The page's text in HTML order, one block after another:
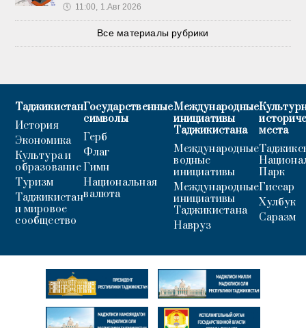
🕔 11:00, 1.Авг 2026
Все материалы рубрики
Таджикистан
История
Экономика
Культура и
образование
Туризм
Таджикистан
и мировое
сообщество
Государственные
символы
Герб
Флаг
Гимн
Национальная
валюта
Международные
инициативы
Таджикистана
Международные
водные
инициативы
Международные
инициативы
Таджикистана
Навруз
места
Парк
Гиссар
Хулбук
Саразм